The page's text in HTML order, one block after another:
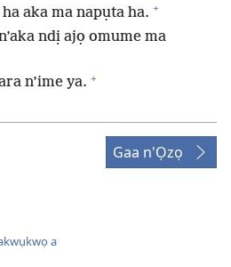
aka ma napụta ha. +
ndị ajọ omume ma
n’ime ya. +
Gaa n'Ọzọ
a